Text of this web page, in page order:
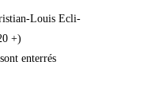
Louis Ecli­
+)
enter­rés